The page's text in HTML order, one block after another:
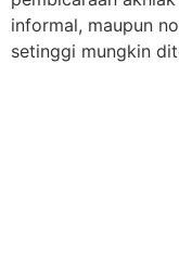
informal, maupun
setinggi mungkin